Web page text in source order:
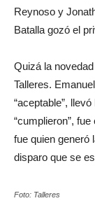
Reynoso y
Batalla gozó el
Quizá la
Talleres.
“aceptable”,
“cumplieron”,
fue quien generó
disparo que se
Foto: Talleres